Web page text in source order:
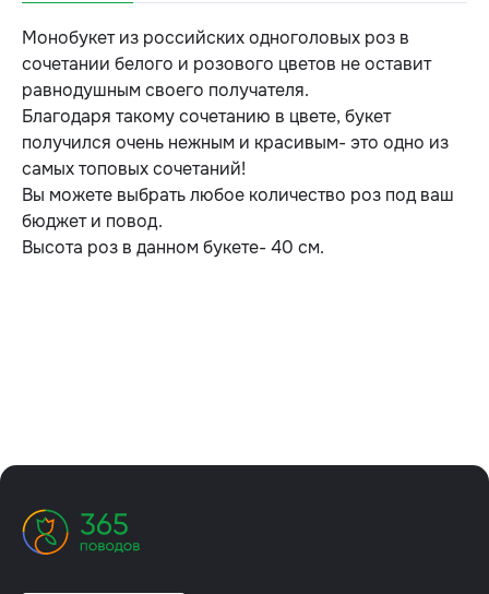
Монобукет из российских одноголовых роз в
сочетании белого и розового цветов не оставит
равнодушным своего получателя.
Благодаря такому сочетанию в цвете, букет
получился очень нежным и красивым- это одно из
самых топовых сочетаний!
Вы можете выбрать любое количество роз под ваш
бюджет и повод.
Высота роз в данном букете- 40 см.